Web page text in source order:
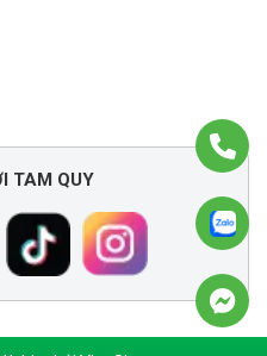
TAM QUY